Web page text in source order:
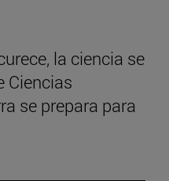
la ciencia se
Ciencias
se prepara para